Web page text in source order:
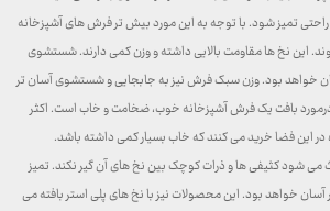
تمیز شود. با توجه به این مورد بیش تر فرش های آشپزخانه
این نخ ها مقاومت بالایی داشته و وزن کمی دارند. شستشوی
خواهد بود. وزن سبک فرش نیز به جابجایی و شستشوی آسان تر
بافت یک فرش آشپزخانه خوب، ضخامت و خاب است. اکثر
در این فضا خرید می کنند که خاب بسیار کمی داشته باشد.
شود کثیفی ها و ذرات کوچک بین نخ های آن گیر نکند. تمیز
خواهد بود. این محصولات نیز با نخ های پلی استر بافته می